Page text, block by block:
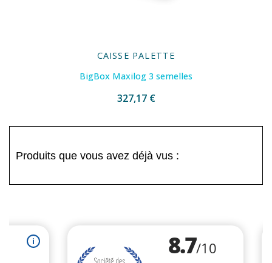
CAISSE PALETTE
BigBox Maxilog 3 semelles
327,17 €
Produits que vous avez déjà vus :